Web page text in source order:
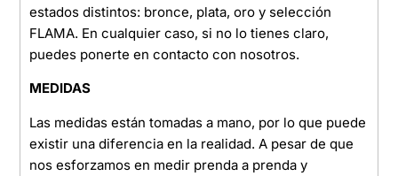
estados distintos: bronce, plata, oro y selección
FLAMA. En cualquier caso, si no lo tienes claro,
puedes ponerte en contacto con nosotros.
MEDIDAS
Las medidas están tomadas a mano, por lo que puede
existir una diferencia en la realidad. A pesar de que
nos esforzamos en medir prenda a prenda y